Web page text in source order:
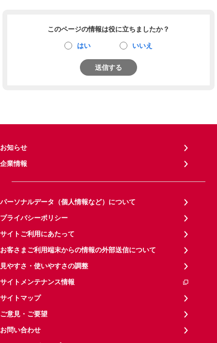
このページの情報は役に立ちましたか？
はい いいえ
送信する
お知らせ
企業情報
パーソナルデータ（個人情報など）について
プライバシーポリシー
サイトご利用にあたって
お客さまご利用端末からの情報の外部送信について
見やすさ・使いやすさの調整
サイトメンテナンス情報
サイトマップ
ご意見・ご要望
お問い合わせ